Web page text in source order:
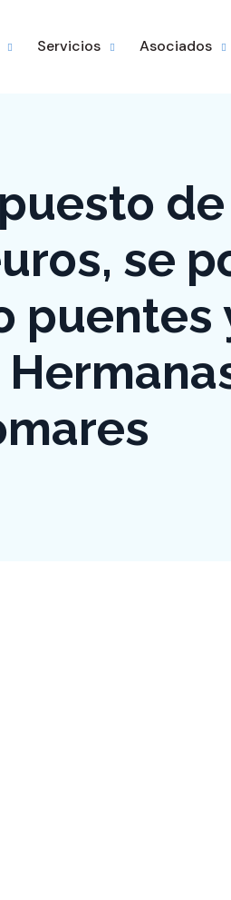
Servicios Asociados
se
puentes